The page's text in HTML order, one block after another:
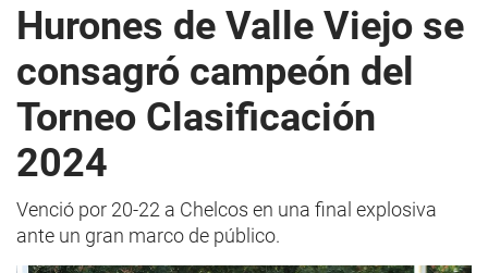
Hurones de Valle Viejo se
consagró campeón del
Torneo Clasificación
2024
Venció por 20-22 a Chelcos en una final explosiva
ante un gran marco de público.